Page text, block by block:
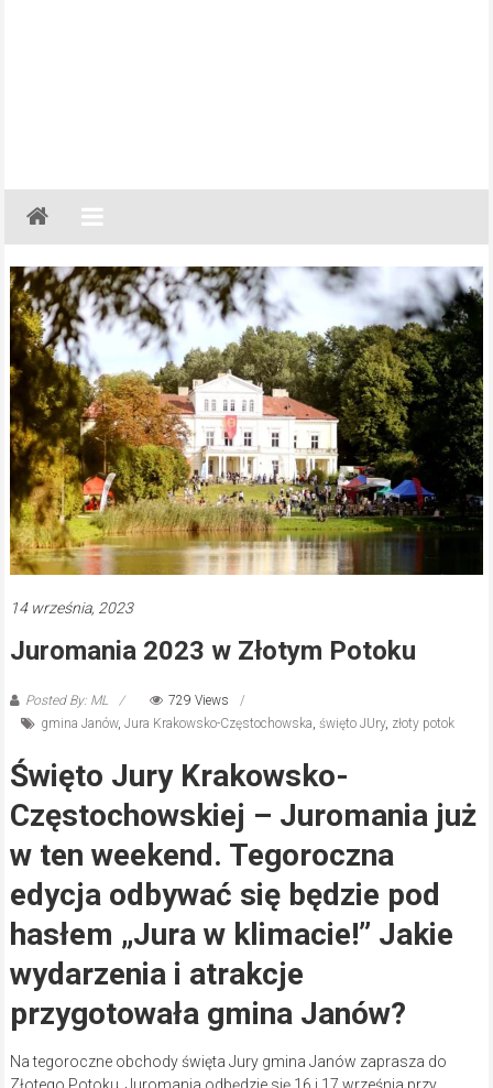
Gazeta
Regionalna
Częstochowa,
Kłobuck,
Lubliniec,
Myszków
14 września, 2023
Juromania 2023 w Złotym Potoku
Posted By: ML
729 Views
gmina Janów, Jura Krakowsko-Częstochowska, święto JUry, złoty potok
Święto Jury Krakowsko-
Częstochowskiej – Juromania już
w ten weekend. Tegoroczna
edycja odbywać się będzie pod
hasłem „Jura w klimacie!” Jakie
wydarzenia i atrakcje
przygotowała gmina Janów?
Na tegoroczne obchody święta Jury gmina Janów zaprasza do